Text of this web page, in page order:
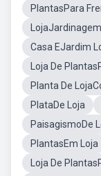
PlantasPara
LojaJardinagem
Casa EJardim
Loja De
Planta De
PlataDe Loja
PaisagismoDe
PlantasEm Loja
Loja De